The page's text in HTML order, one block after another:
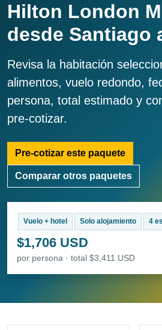
Hilton London
desde Santiago
Revisa la habitación
alimentos, vuelo redondo,
persona, total estimado y
pre-cotizar.
Pre-cotizar este paquete
Comparar otros paquetes
Vuelo + hotel Solo alojamiento 4
$1,706 USD
por persona · total $3,411 USD